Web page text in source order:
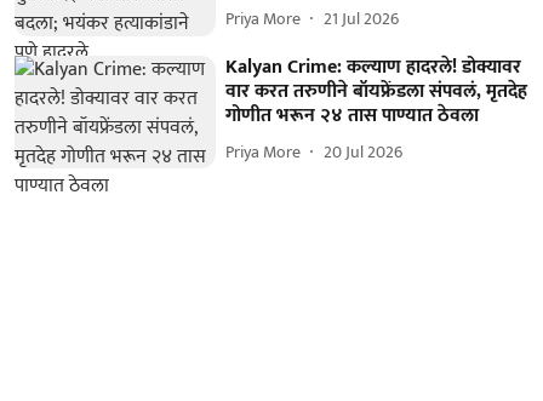
Priya More 21 Jul 2026
Kalyan Crime: कल्याण हादरले! डोक्यावर
वार करत तरुणीने बॉयफ्रेंडला संपवलं, मृतदेह
गोणीत भरून २४ तास पाण्यात ठेवला
Priya More 20 Jul 2026